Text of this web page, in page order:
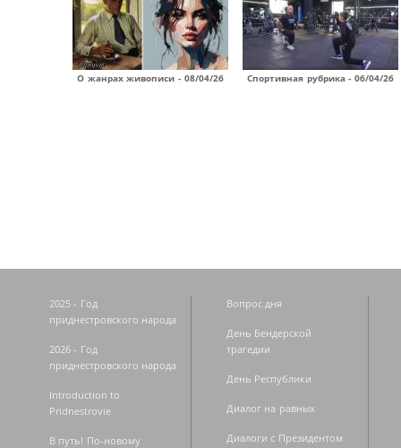
О жанрах живописи - 08/04/26 Спортивная рубрика - 06/04/26
2025 - Год
приднестровского народа
2026 - Год
приднестровского народа
Introduction to
Pridnestrovie
В путь! По-новому
Вопрос дня
День Бендерской
трагедии
День Республики
Диалог на равных
Диалоги с Президентом